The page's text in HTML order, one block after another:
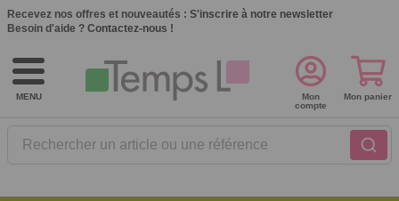
Recevez nos offres et nouveautés : S'inscrire à notre newsletter
Besoin d'aide ? Contactez-nous !
MENU
Rechercher un article ou une référence
Mon
compte
Mon panier